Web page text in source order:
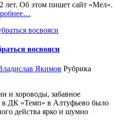
лет. Об этом пишет сайт «Мел».
«%s»
…
восвояси
Якимов Рубрика
и хороводы, забавное
в ДК «Темп» в Алтуфьево было
действа ярко и шумно